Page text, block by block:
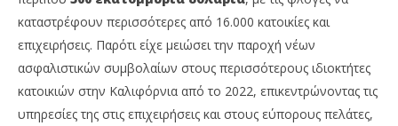
καταστρέφουν περισσότερες από 16.000 κατοικίες και
επιχειρήσεις. Παρότι είχε μειώσει την παροχή νέων
ασφαλιστικών συμβολαίων στους περισσότερους ιδιοκτήτες
κατοικιών στην Καλιφόρνια από το 2022, επικεντρώνοντας τις
υπηρεσίες της στις επιχειρήσεις και στους εύπορους πελάτες,